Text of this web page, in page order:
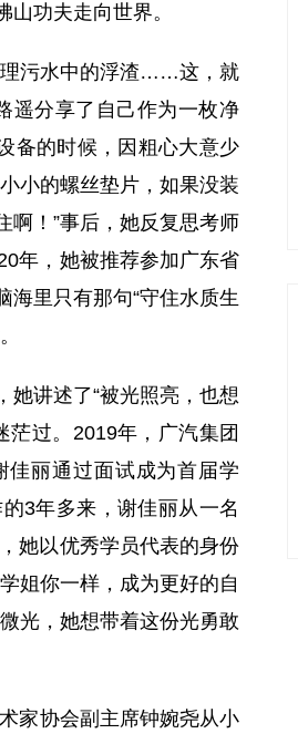
功夫走向世界。
污水中的浮渣……这，就
遥分享了自己作为一枚净
备的时候，因粗心大意少
小的螺丝垫片，如果没装
啊！”事后，她反复思考师
年，她被推荐参加广东省
里只有那句“守住水质生
讲述了“被光照亮，也想
茫过。2019年，广汽集团
佳丽通过面试成为首届学
3年多来，谢佳丽从一名
她以优秀学员代表的身份
姐你一样，成为更好的自
光，她想带着这份光勇敢
家协会副主席钟婉尧从小